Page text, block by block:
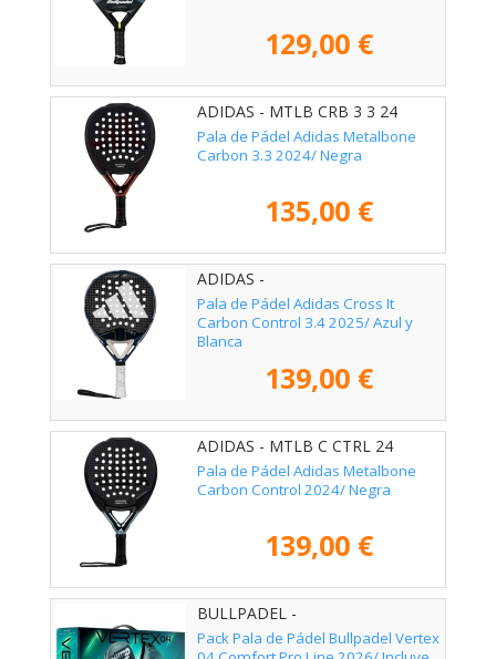
129,00 €
ADIDAS - MTLB CRB 3 3 24
Pala de Pádel Adidas Metalbone
Carbon 3.3 2024/ Negra
135,00 €
ADIDAS -
Pala de Pádel Adidas Cross It
Carbon Control 3.4 2025/ Azul y
Blanca
139,00 €
ADIDAS - MTLB C CTRL 24
Pala de Pádel Adidas Metalbone
Carbon Control 2024/ Negra
139,00 €
BULLPADEL -
Pack Pala de Pádel Bullpadel Vertex